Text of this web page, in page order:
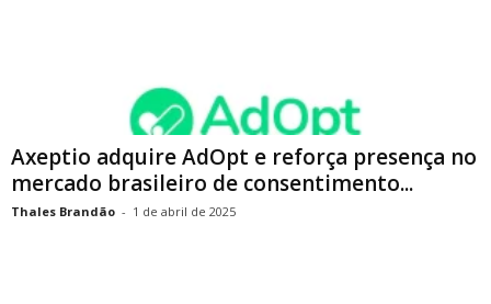
Axeptio adquire AdOpt e reforça presença no
mercado brasileiro de consentimento...
Thales Brandão - 1 de abril de 2025